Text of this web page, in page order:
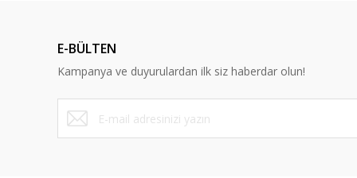
E-BÜLTEN
Kampanya ve duyurulardan ilk siz haberdar olun!